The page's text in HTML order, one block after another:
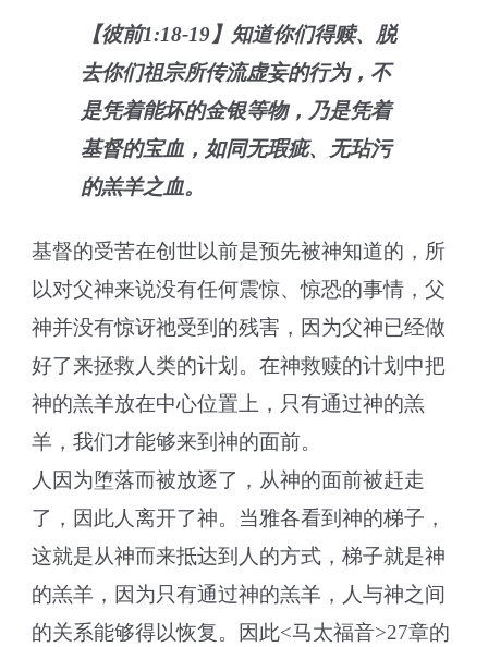
【彼前1:18-19】知道你们得赎、脱
去你们祖宗所传流虚妄的行为，不
是凭着能坏的金银等物，乃是凭着
基督的宝血，如同无瑕疵、无玷污
的羔羊之血。
基督的受苦在创世以前是预先被神知道的，所
以对父神来说没有任何震惊、惊恐的事情，父
神并没有惊讶祂受到的残害，因为父神已经做
好了来拯救人类的计划。在神救赎的计划中把
神的羔羊放在中心位置上，只有通过神的羔
羊，我们才能够来到神的面前。
人因为堕落而被放逐了，从神的面前被赶走
了，因此人离开了神。当雅各看到神的梯子，
这就是从神而来抵达到人的方式，梯子就是神
的羔羊，因为只有通过神的羔羊，人与神之间
的关系能够得以恢复。因此<马太福音>27章的